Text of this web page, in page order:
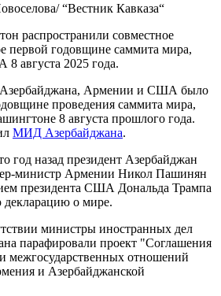
“Вестник Кавказа“
распространили совместное
первой годовщине саммита мира,
августа 2025 года.
Азербайджана, Армении и США было
проведения саммита мира,
8 августа прошлого года.
МИД Азербайджана.
год назад президент Азербайджан
министр Армении Никол Пашинян
президента США Дональда Трампа
декларацию о мире.
министры иностранных дел
парафировали проект "Соглашения
межгосударственных отношений
и Азербайджанской